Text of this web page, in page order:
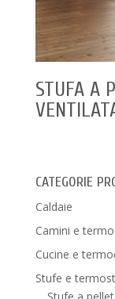
STUFA A
CATEGORIE
Caldaie
Camini e
Cucine e
Stufe e
Stufe a pellet